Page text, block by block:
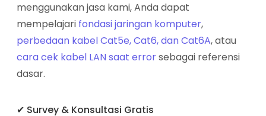
menggunakan jasa kami, Anda dapat
mempelajari fondasi jaringan komputer,
perbedaan kabel Cat5e, Cat6, dan Cat6A, atau
cara cek kabel LAN saat errorsebagai referensi
dasar.
✔ Survey & Konsultasi Gratis